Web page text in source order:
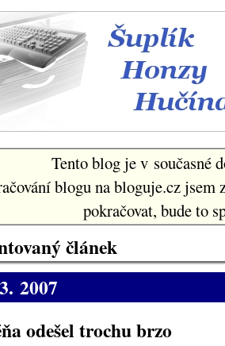
Tento blog je v současné
blogu na bloguje.cz jsem
pokračovat, bude to
článek
2007
odešel trochu brzo